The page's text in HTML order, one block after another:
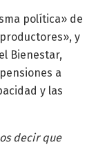
política» de
y
Bienestar,
a
y las
decir que